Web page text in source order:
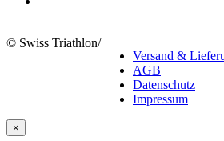
© Swiss Triathlon/
Versand &
AGB
Datenschutz
Impressum
×